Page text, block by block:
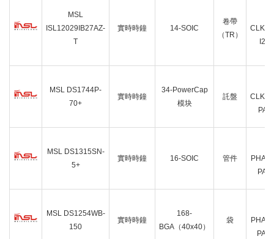
MSL
ISL12029IB27AZ-
T
實時時鐘 14-SOIC
卷帶
（TR）
CLK/
I2C
MSL DS1744P-
70+
實時時鐘
34-PowerCap
模块
託盤
CLK/
MSL DS1315SN-
5+
實時時鐘 16-SOIC 管件
MSL DS1254WB-
150
實時時鐘
168-
BGA（40x40）
袋